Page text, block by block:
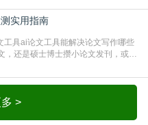
其价值和难度究竟如何衡量。本篇
术会议论文好发表吗”。一、会议论
论文的发
实用指南
具ai论文工具能解决论文写作哪些
还是硕士博士攒小论文发刊，或是
经常改不到点上，交上去才发现重复
论文工具，这些痛点基本都能高效解
>